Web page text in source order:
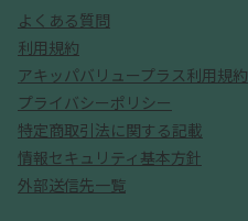
よくある質問
利用規約
アキッパバリュープラス利用規約
プライバシーポリシー
特定商取引法に関する記載
情報セキュリティ基本方針
外部送信先一覧